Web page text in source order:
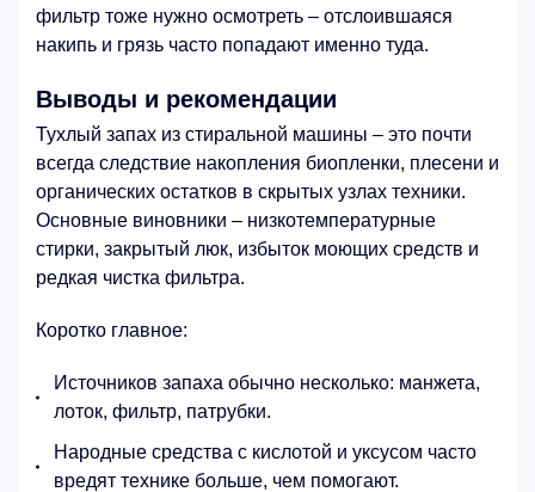
фильтр тоже нужно осмотреть – отслоившаяся
накипь и грязь часто попадают именно туда.
Выводы и рекомендации
Тухлый запах из стиральной машины – это почти
всегда следствие накопления биопленки, плесени и
органических остатков в скрытых узлах техники.
Основные виновники – низкотемпературные
стирки, закрытый люк, избыток моющих средств и
редкая чистка фильтра.
Коротко главное:
Источников запаха обычно несколько: манжета,
лоток, фильтр, патрубки.
Народные средства с кислотой и уксусом часто
вредят технике больше, чем помогают.